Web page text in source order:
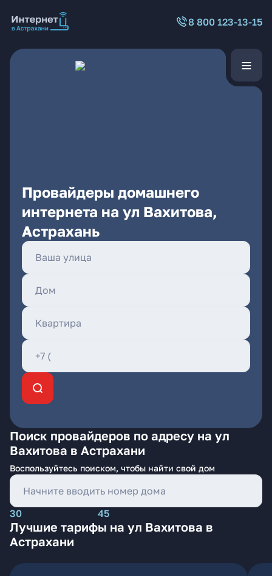
8 800 123-13-15
Провайдеры домашнего
интернета на ул Вахитова,
Астрахань
Поиск провайдеров по адресу на ул
Вахитова в Астрахани
Воспользуйтесь поиском, чтобы найти свой дом
30 45
Лучшие тарифы на ул Вахитова в
Астрахани